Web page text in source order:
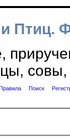
Птиц.
совы,
Поиск